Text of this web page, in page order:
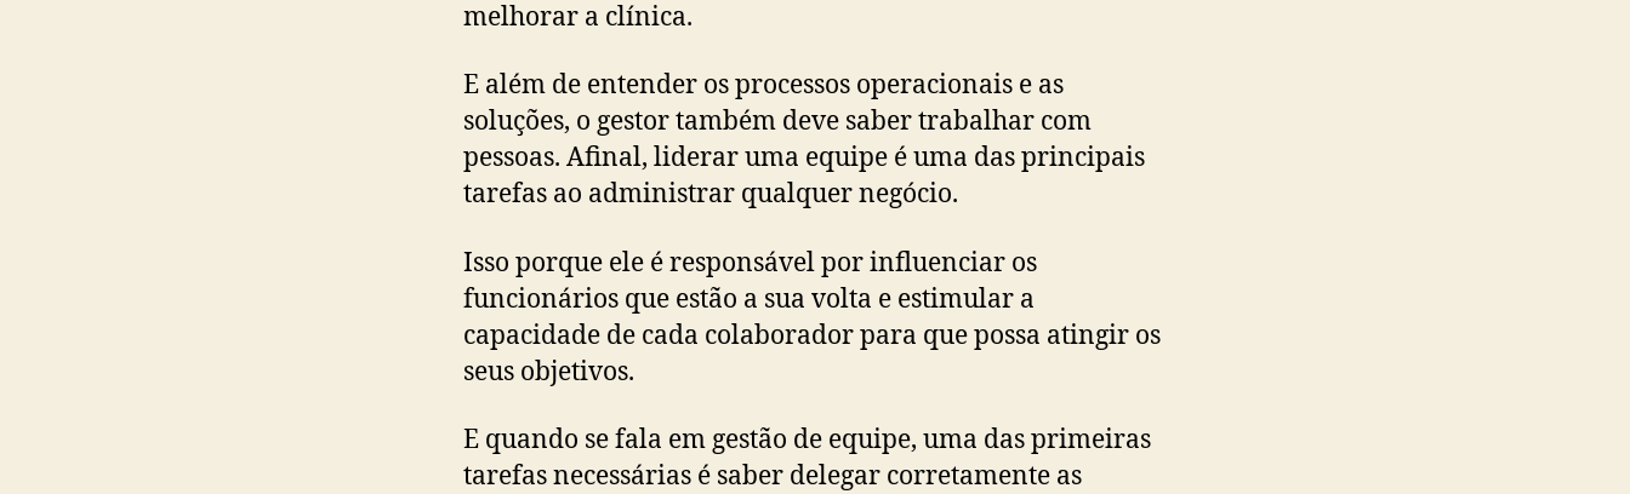
melhorar a clínica.
E além de entender os processos operacionais e as
soluções, o gestor também deve saber trabalhar com
pessoas. Afinal, liderar uma equipe é uma das principais
tarefas ao administrar qualquer negócio.
Isso porque ele é responsável por influenciar os
funcionários que estão a sua volta e estimular a
capacidade de cada colaborador para que possa atingir os
seus objetivos.
E quando se fala em gestão de equipe, uma das primeiras
tarefas necessárias é saber delegar corretamente as